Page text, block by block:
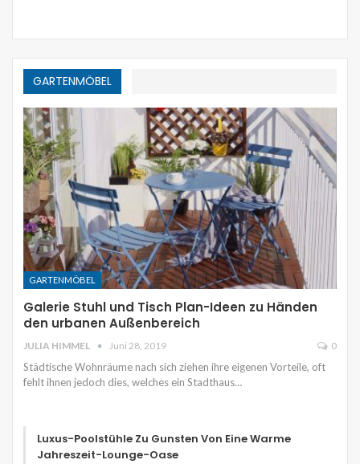
GARTENMÖBEL
GARTENMÖBEL
Galerie Stuhl und Tisch Plan-Ideen zu Händen
den urbanen Außenbereich
JULIA HIMMEL Juni 28, 2019 0
Städtische Wohnräume nach sich ziehen ihre eigenen Vorteile, oft
fehlt ihnen jedoch dies, welches ein Stadthaus…
Luxus-Poolstühle Zu Gunsten Von Eine Warme
Jahreszeit-Lounge-Oase